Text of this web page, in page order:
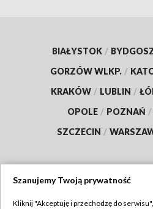
BIAŁYSTOK /
GORZÓW WLKP. /
KRAKÓW / LUBLIN /
OPOLE / POZNAŃ /
SZCZECIN /
Szanujemy Twoją prywatność
Kliknij "Akceptuję i przechodzę do